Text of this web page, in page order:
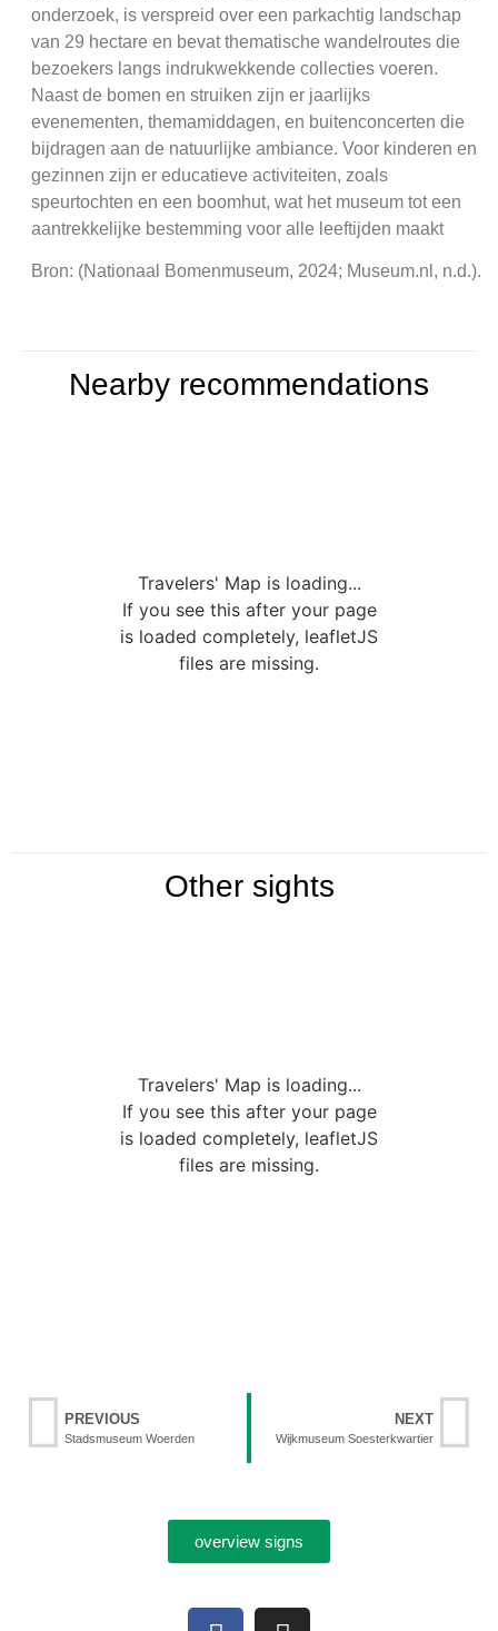
onderzoek, is verspreid over een parkachtig landschap
van 29 hectare en bevat thematische wandelroutes die
bezoekers langs indrukwekkende collecties voeren.
Naast de bomen en struiken zijn er jaarlijks
evenementen, themamiddagen, en buitenconcerten die
bijdragen aan de natuurlijke ambiance. Voor kinderen en
gezinnen zijn er educatieve activiteiten, zoals
speurtochten en een boomhut, wat het museum tot een
aantrekkelijke bestemming voor alle leeftijden maakt
Bron: (Nationaal Bomenmuseum, 2024; Museum.nl, n.d.).
Nearby recommendations
Travelers' Map is loading...
If you see this after your page
is loaded completely, leafletJS
files are missing.
Other sights
Travelers' Map is loading...
If you see this after your page
is loaded completely, leafletJS
files are missing.
PREVIOUS
Stadsmuseum Woerden
NEXT
Wijkmuseum Soesterkwartier
overview signs